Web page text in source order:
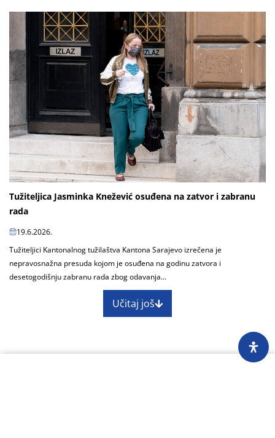
Tužiteljica Jasminka Knežević osuđena na zatvor i zabranu
rada
19.6.2026.
Tužiteljici Kantonalnog tužilaštva Kantona Sarajevo izrečena je
nepravosnažna presuda kojom je osuđena na godinu zatvora i
desetogodišnju zabranu rada zbog odavanja...
Učitaj još